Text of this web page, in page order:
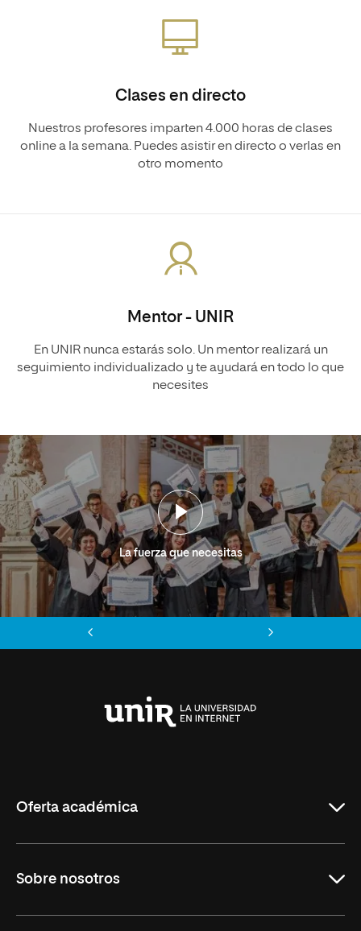
Clases en directo
Nuestros profesores imparten 4.000 horas de clases
online a la semana. Puedes asistir en directo o verlas en
otro momento
Mentor - UNIR
En UNIR nunca estarás solo. Un mentor realizará un
seguimiento individualizado y te ayudará en todo lo que
necesites
La fuerza que necesitas
Oferta académica
Másteres Oficiales
Sobre nosotros